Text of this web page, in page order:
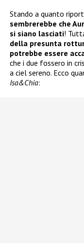
Stando a quanto
sembrerebbe che
si siano lasciati!
della presunta
potrebbe essere
che i due fossero in
a ciel sereno. Ecco
Isa&Chia: